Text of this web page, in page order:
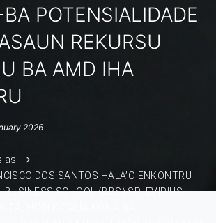
POTENSIALIDADE
REKURSU
BA AMD IHA
2026
DOS SANTOS HALA’O ENKONTRU
BUSINESS SCHOOL (BBS) SR. EVIRIUS